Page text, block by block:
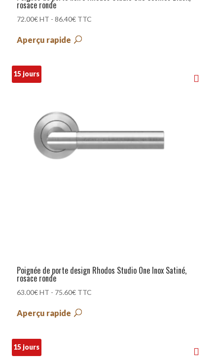
rosace ronde
72.00€ HT - 86.40€TTC
Aperçu rapide
15 jours
Poignée de porte design Rhodos Studio One Inox Satiné,
rosace ronde
63.00€ HT - 75.60€TTC
Aperçu rapide
15 jours